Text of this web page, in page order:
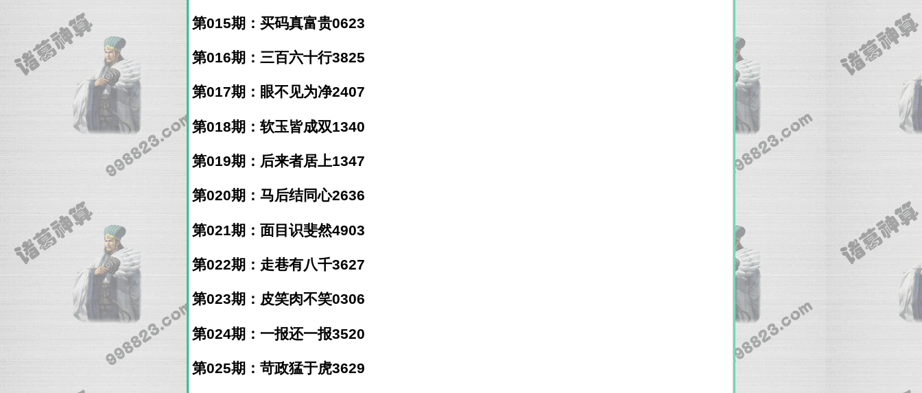
第015期：买码真富贵0623
第016期：三百六十行3825
第017期：眼不见为净2407
第018期：软玉皆成双1340
第019期：后来者居上1347
第020期：马后结同心2636
第021期：面目识斐然4903
第022期：走巷有八千3627
第023期：皮笑肉不笑0306
第024期：一报还一报3520
第025期：苛政猛于虎3629